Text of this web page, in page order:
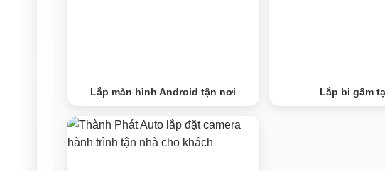
Lắp màn hình Android tận nơi Lắp bi gầm